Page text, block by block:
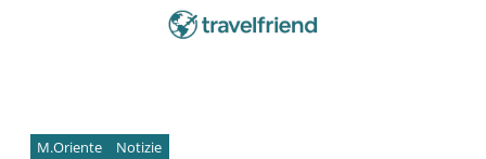
M.Oriente Notizie